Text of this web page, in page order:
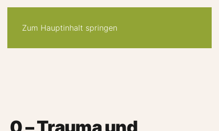
Zum Hauptinhalt springen